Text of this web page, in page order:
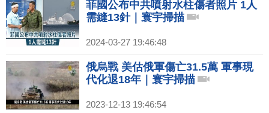
菲國公布中共噴射水柱傷者照片 1人
需縫13針｜寰宇掃描
2024-03-27 19:46:48
俄烏戰 美估俄軍傷亡31.5萬 軍事現
代化退18年｜寰宇掃描
2023-12-13 19:46:54